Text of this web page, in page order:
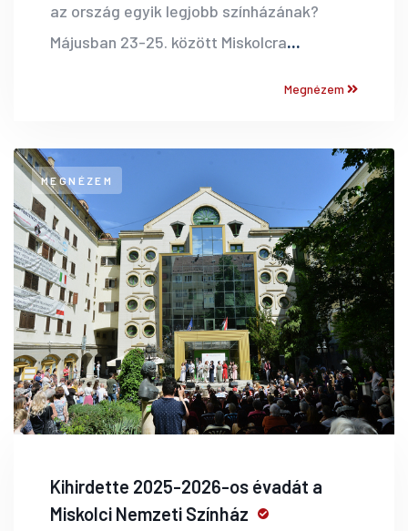
az ország egyik legjobb színházának?
Májusban 23-25. között Miskolcra...
Megnézem
MEGNÉZEM
Kihirdette 2025-2026-os évadát a
Miskolci Nemzeti Színház